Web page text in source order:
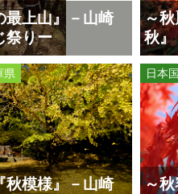
最上山』－山崎
祭りー
～
秋
秋模様』－山崎
日本
～